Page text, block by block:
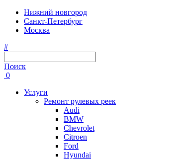
Нижний новгород
Санкт-Петербург
Москва
#
Поиск
0
Услуги
Ремонт рулевых реек
Audi
BMW
Chevrolet
Citroen
Ford
Hyundai